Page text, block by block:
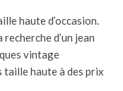
haute d’occasion.
d’un jean
vintage
taille haute à des prix